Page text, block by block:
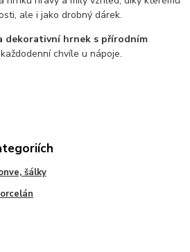
ale i jako drobný dárek.
dekorativní hrnek s přírodním
chvíle u nápoje.
šálky